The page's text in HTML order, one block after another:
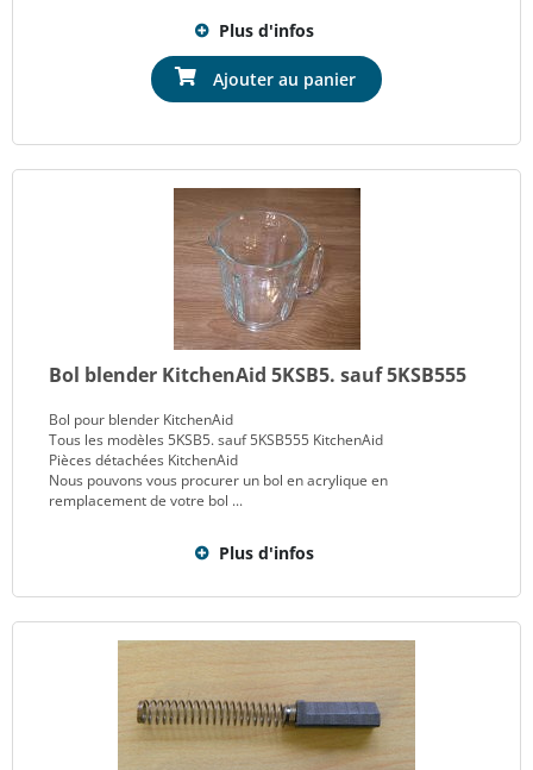
Plus d'infos
Ajouter au panier
Bol blender KitchenAid 5KSB5. sauf 5KSB555
Bol pour blender KitchenAid
Tous les modèles 5KSB5. sauf 5KSB555 KitchenAid
Pièces détachées KitchenAid
Nous pouvons vous procurer un bol en acrylique en
remplacement de votre bol ...
Plus d'infos